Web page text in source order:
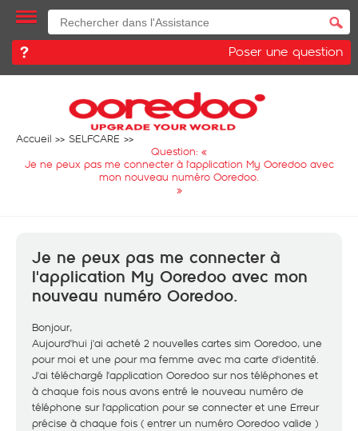
Poser une question
Accueil
SELFCARE
Question: «
Je ne peux pas me connecter à l'application My Ooredoo avec
mon nouveau numéro Ooredoo.
»
Je ne peux pas me connecter à
l'application My Ooredoo avec mon
nouveau numéro Ooredoo.
Bonjour,
Aujourd'hui j'ai acheté 2 nouvelles cartes sim Ooredoo, une
pour moi et une pour ma femme avec ma carte d'identité.
J'ai téléchargé l'application Ooredoo sur nos téléphones et
à chaque fois nous avons entré le nouveau numéro de
téléphone sur l'application pour se connecter et une Erreur
précise à chaque fois ( entrer un numéro Ooredoo valide )